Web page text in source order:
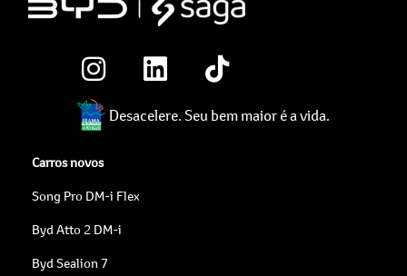
Desacelere. Seu bem maior é a vida.
Carros novos
Song Pro DM-i Flex
Byd Atto 2 DM-i
Byd Sealion 7